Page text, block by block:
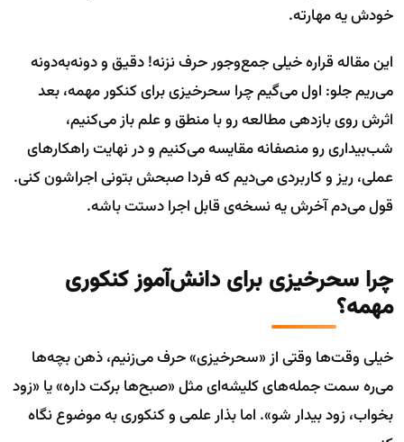
خودش یه مهارته.
این مقاله قراره خیلی جمع‌وجور حرف نزنه! دقیق و دونه‌به‌دونه
می‌ریم جلو: اول می‌گیم چرا سحرخیزی برای کنکور مهمه، بعد
اثرش روی بازدهی مطالعه رو با منطق و علم باز می‌کنیم،
شب‌بیداری رو منصفانه مقایسه می‌کنیم و در نهایت راهکارهای
عملی، ریز و کاربردی می‌دیم که فردا صبحش بتونی اجراشون کنی.
قول می‌دم آخرش یه نسخه‌ی قابل اجرا دستت باشه.
چرا سحرخیزی برای دانش‌آموز کنکوری
مهمه؟
خیلی وقت‌ها وقتی از «سحرخیزی» حرف می‌زنیم، ذهن بچه‌ها
می‌ره سمت جمله‌های کلیشه‌ای مثل «صبح‌ها برکت داره» یا «زود
بخواب، زود بیدار شو». اما بذار علمی و کنکوری به موضوع نگاه